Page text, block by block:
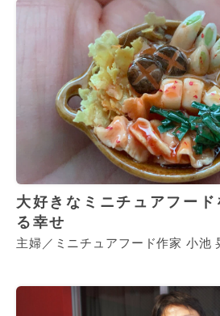
大好きなミニチュアフー
る幸せ
主婦／ミニチュアフード作家 小池